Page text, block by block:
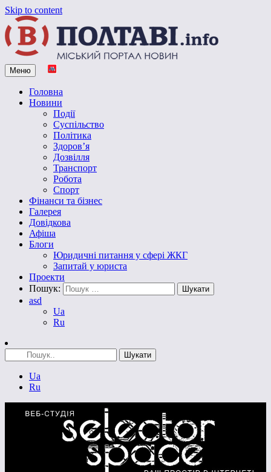
Skip to content
Vpoltave.info
Полтавський портал новин
Меню
Головна
Новини
Події
Суспільство
Політика
Здоров’я
Дозвілля
Транспорт
Робота
Спорт
Фінанси та бізнес
Галерея
Довідкова
Афіша
Блоги
Юридичні питання у сфері ЖКГ
Запитай у юриста
Проекти
Пошук:
asd
Ua
Ru
Ua
Ru